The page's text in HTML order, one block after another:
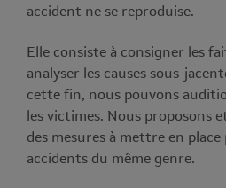
accident ne se reproduise.
Elle consiste à consigner les
analyser les causes sous-
cette fin, nous pouvons
les victimes. Nous proposons
des mesures à mettre en
accidents du même genre.